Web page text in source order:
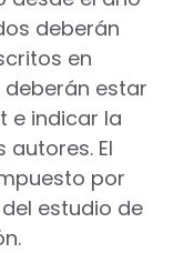
deberán
en
deberán estar
e indicar la
El
por
estudio de